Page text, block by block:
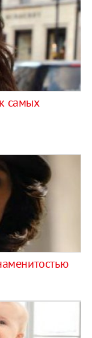
самых